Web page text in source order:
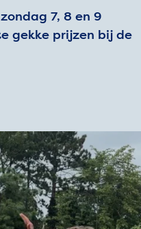
7, 8 en 9
gekke prijzen bij de